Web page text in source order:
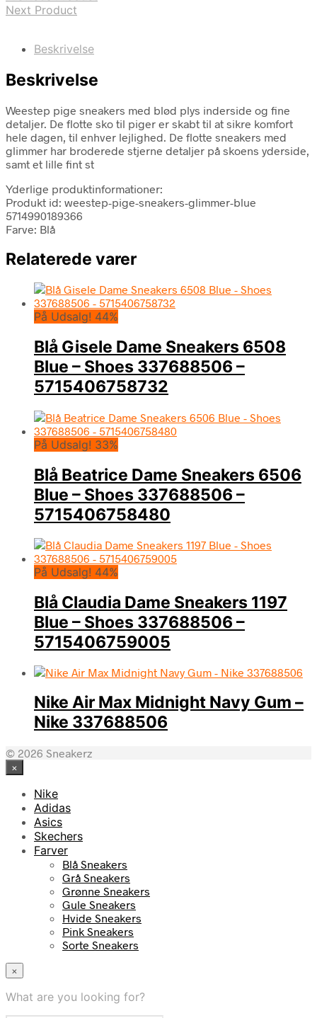
Next Product
Beskrivelse
Beskrivelse
Weestep pige sneakers med blød plys inderside og fine
detaljer. De flotte sko til piger er skabt til at sikre komfort
hele dagen, til enhver lejlighed. De flotte sneakers med
glimmer har broderede stjerne detaljer på skoens yderside,
samt et lille fint st
Yderlige produktinformationer:
Produkt id: weestep-pige-sneakers-glimmer-blue
5714990189366
Farve: Blå
Relaterede varer
På Udsalg! 44%
Blå Gisele Dame Sneakers 6508
Blue – Shoes 337688506 –
5715406758732
På Udsalg! 33%
Blå Beatrice Dame Sneakers 6506
Blue – Shoes 337688506 –
5715406758480
På Udsalg! 44%
Blå Claudia Dame Sneakers 1197
Blue – Shoes 337688506 –
5715406759005
Nike Air Max Midnight Navy Gum –
Nike 337688506
© 2026 Sneakerz
×
Nike
Adidas
Asics
Skechers
Farver
Blå Sneakers
Grå Sneakers
Grønne Sneakers
Gule Sneakers
Hvide Sneakers
Pink Sneakers
Sorte Sneakers
×
What are you looking for?